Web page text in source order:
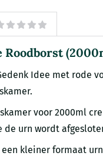
Idee met rode
voor 2000ml
de urn wordt
kleiner formaat